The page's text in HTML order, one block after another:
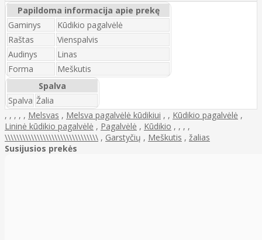
Papildoma informacija apie prekę
Gaminys
Kūdikio pagalvėlė
Raštas
Vienspalvis
Audinys
Linas
Forma
Meškutis
Spalva
Spalva Žalia
, , , , , Melsvas , Melsva pagalvėlė kūdikiui , , Kūdikio pagalvėlė ,
Lininė kūdikio pagalvėlė , Pagalvėlė , Kūdikio , , , ,
\\\\\\\\\\\\\\\\\\\\\\\\\\\\\\\\ , Garstyčių , Meškutis , žalias
Susijusios prekės